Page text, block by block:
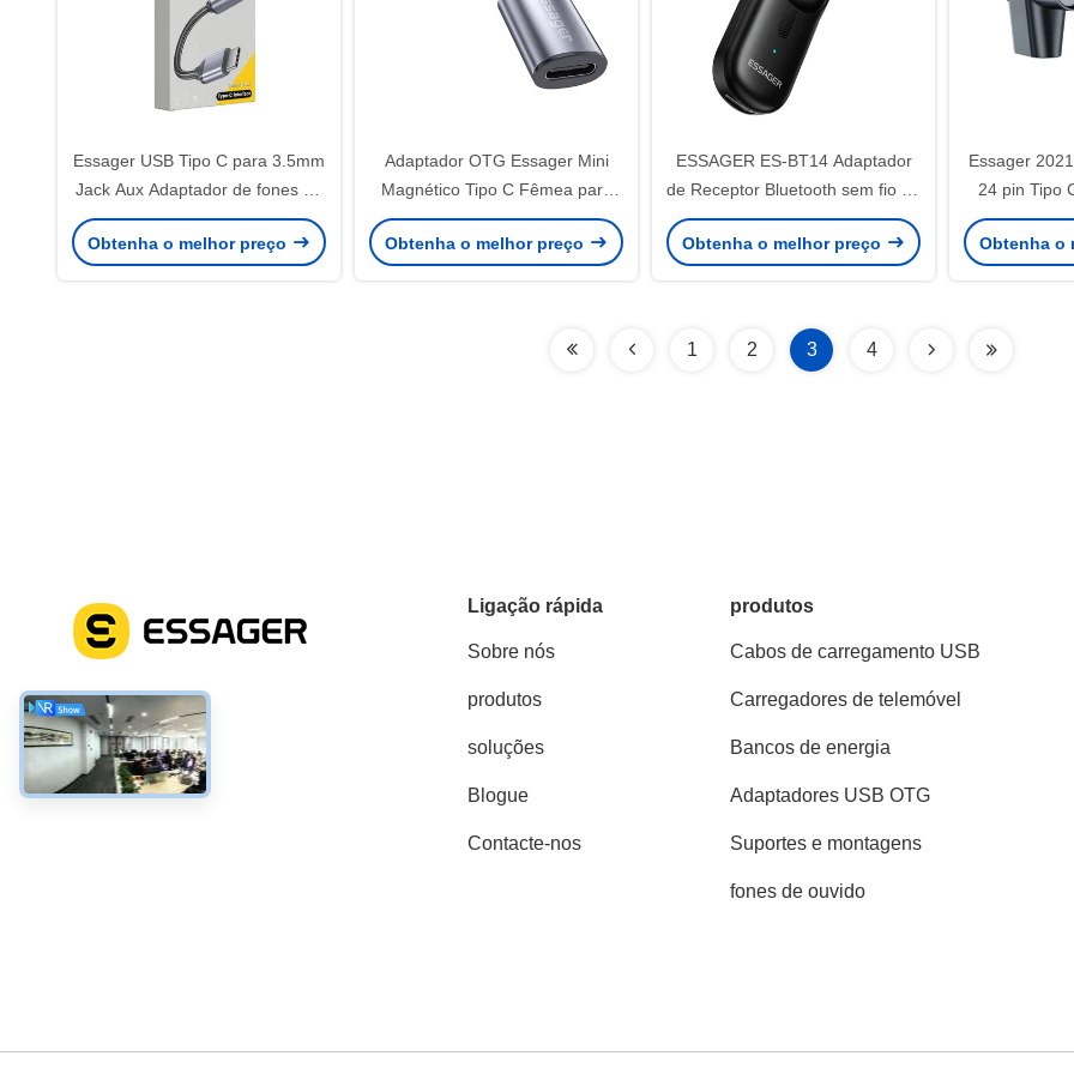
Essager USB Tipo C para 3.5mm
Jack Aux Adaptador de fones de
ouvido
Obtenha o melhor preço
Adaptador OTG Essager Mini
Magnético Tipo C Fêmea para
Micro USB Tipo C com
Carregamento Rápido e
Obtenha o melhor preço
ESSAGER ES-BT14 Adaptador
de Receptor Bluetooth sem fio de
áudio de 3,5 mm
Obtenha o melhor preço
Essager
24 pin Tipo
USB 3.0
Obtenha o
1 2 3 4
Redes Sociais
Ligação rápida
Sobre nós
produtos
soluções
Blogue
Contacte-nos
produtos
Cabos de carregamento USB
Carregadores de telemóvel
Bancos de energia
Adaptadores USB OTG
Suportes e montagens
fones de ouvido